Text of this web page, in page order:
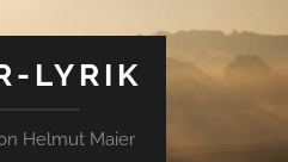
LYRIK
Helmut Maier